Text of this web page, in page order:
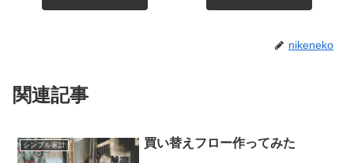
nikeneko
関連記事
シンプル家計 買い替えフロー作ってみた